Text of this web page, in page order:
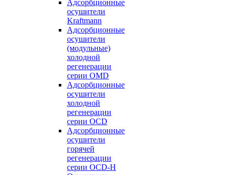
Адсорбционные
осушители
Kraftmann
Адсорбционные
осушители
(модульные)
холодной
регенерации
серии OMD
Адсорбционные
осушители
холодной
регенерации
серии OCD
Адсорбционные
осушители
горячей
регенерации
серии OСD-H